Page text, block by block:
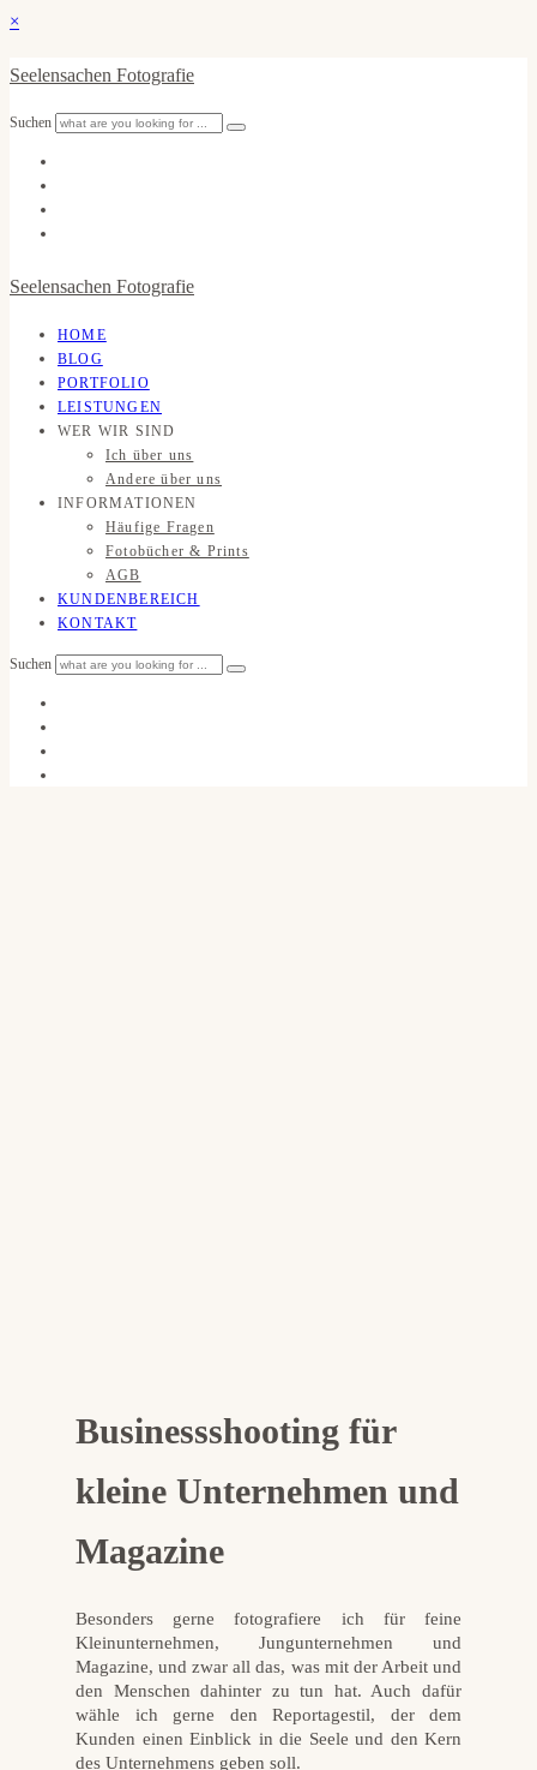
×
Seelensachen Fotografie
Suchen
Seelensachen Fotografie
HOME
BLOG
PORTFOLIO
LEISTUNGEN
WER WIR SIND
Ich über uns
Andere über uns
INFORMATIONEN
Häufige Fragen
Fotobücher & Prints
AGB
KUNDENBEREICH
KONTAKT
Suchen
Businessshooting für
kleine Unternehmen und
Magazine
Besonders gerne fotografiere ich für feine
Kleinunternehmen, Jungunternehmen und
Magazine, und zwar all das, was mit der Arbeit und
den Menschen dahinter zu tun hat. Auch dafür
wähle ich gerne den Reportagestil, der dem
Kunden einen Einblick in die Seele und den Kern
des Unternehmens geben soll.